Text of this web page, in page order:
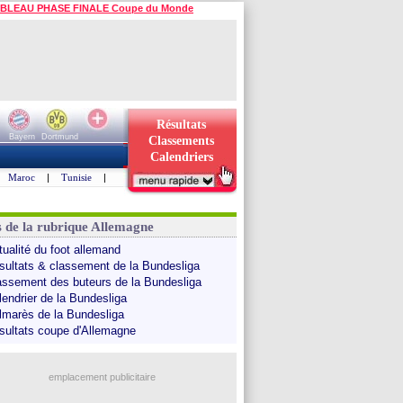
PHASE FINALE Coupe du Monde
Bayern
Dortmund
Résultats
Classements
Calendriers
Maroc | Tunisie |
de la rubrique Allemagne
du foot allemand
& classement de la Bundesliga
des buteurs de la Bundesliga
de la Bundesliga
de la Bundesliga
coupe d'Allemagne
emplacement publicitaire